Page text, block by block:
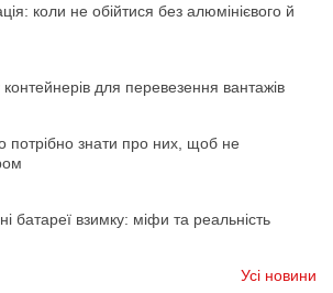
коли не обійтися без алюмінієвого й
для перевезення вантажів
потрібно знати про них, щоб не
батареї взимку: міфи та реальність
Усі новини